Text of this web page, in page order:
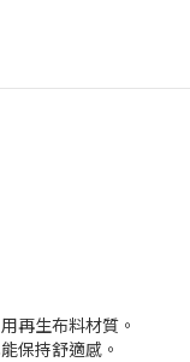
再生布料材質。
保持舒適感。